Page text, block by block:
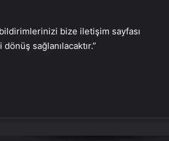
bize iletişim sayfası
sağlanılacaktır.”
Eşya Depolama Rehberi